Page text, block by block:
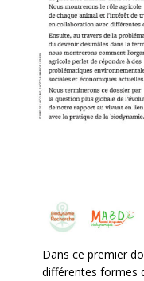
Dans ce premier
différentes formes